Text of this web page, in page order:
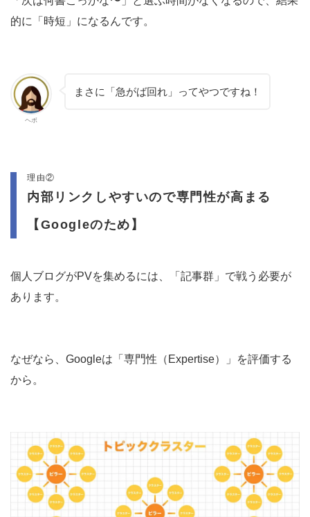
的に「時短」になるんです。
ヘボ
まさに「急がば回れ」ってやつですね！
理由②
内部リンクしやすいので専門性が高まる
【Googleのため】
個人ブログがPVを集めるには、「記事群」で戦う必要が
あります。
なぜなら、Googleは「専門性（Expertise）」を評価する
から。